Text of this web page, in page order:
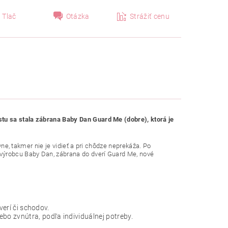
Tlač Otázka Strážiť cenu
sa stala zábrana Baby Dan Guard Me (dobre), ktorá je
takmer nie je vidieť a pri chôdze neprekáža. Po
Baby Dan, zábrana do dverí Guard Me, nové
či schodov.
zvnútra, podľa individuálnej potreby.